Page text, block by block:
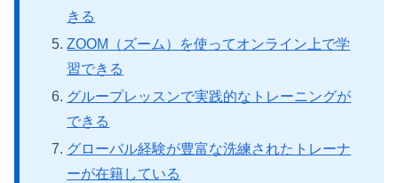
きる
ZOOM（ズーム）を使ってオンライン上で学
習できる
グループレッスンで実践的なトレーニングが
できる
グローバル経験が豊富な洗練されたトレーナ
ーが在籍している